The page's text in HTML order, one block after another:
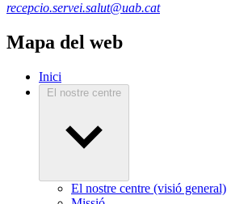
recepcio.servei.salut@uab.cat
Mapa del web
Inici
El nostre centre
El nostre centre (visió general)